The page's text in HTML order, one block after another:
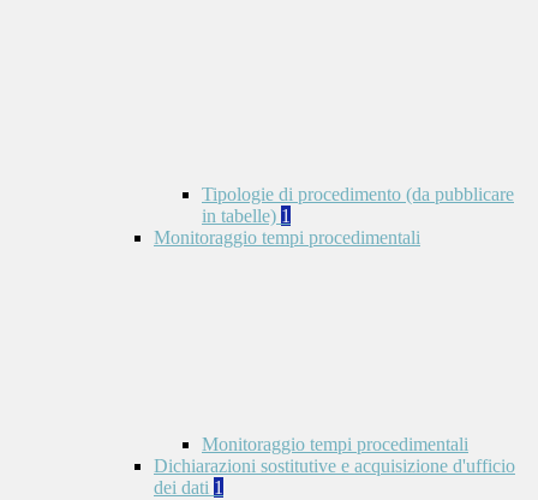
Tipologie di procedimento (da pubblicare
in tabelle) 1
Monitoraggio tempi procedimentali
Monitoraggio tempi procedimentali
Dichiarazioni sostitutive e acquisizione d'ufficio
dei dati 1